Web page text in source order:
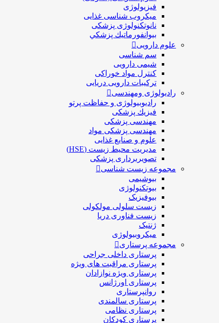
فیزیولوژی
ميكروب شناسی غذایی
نانوتکنولوژی پزشکی
بيوانفورماتيك پزشكي
علوم دارویی
سم شناسی
شیمی دارویی
کنترل مواد خوراکی
ترکیبات دارویی دریایی
رادیولوژی ومهندسی
رادیوبیولوژی و حفاظت پرتو
فيزيك پزشکی
مهندسی پزشکی
مهندسی پزشکی مواد
علوم و صنايع غذایی
مدیریت محیط زیست (HSE)
تصویربرداری پزشکی
مجموعه زیست شناسی
بیوشیمی
بیوتکنولوژی
بیوفیزیک
زیست سلولی مولکولی
زیست فناوری دریا
ژنتیک
میکروبیولوژی
مجموعه پرستاری
پرستاری داخلی جراحی
پرستاری مراقبت های ويژه
پرستاری ويژه نوازادان
پرستاری اورژانس
روانپرستاری
پرستاری سالمندی
پرستاری نظامی
پرستاری کودکان